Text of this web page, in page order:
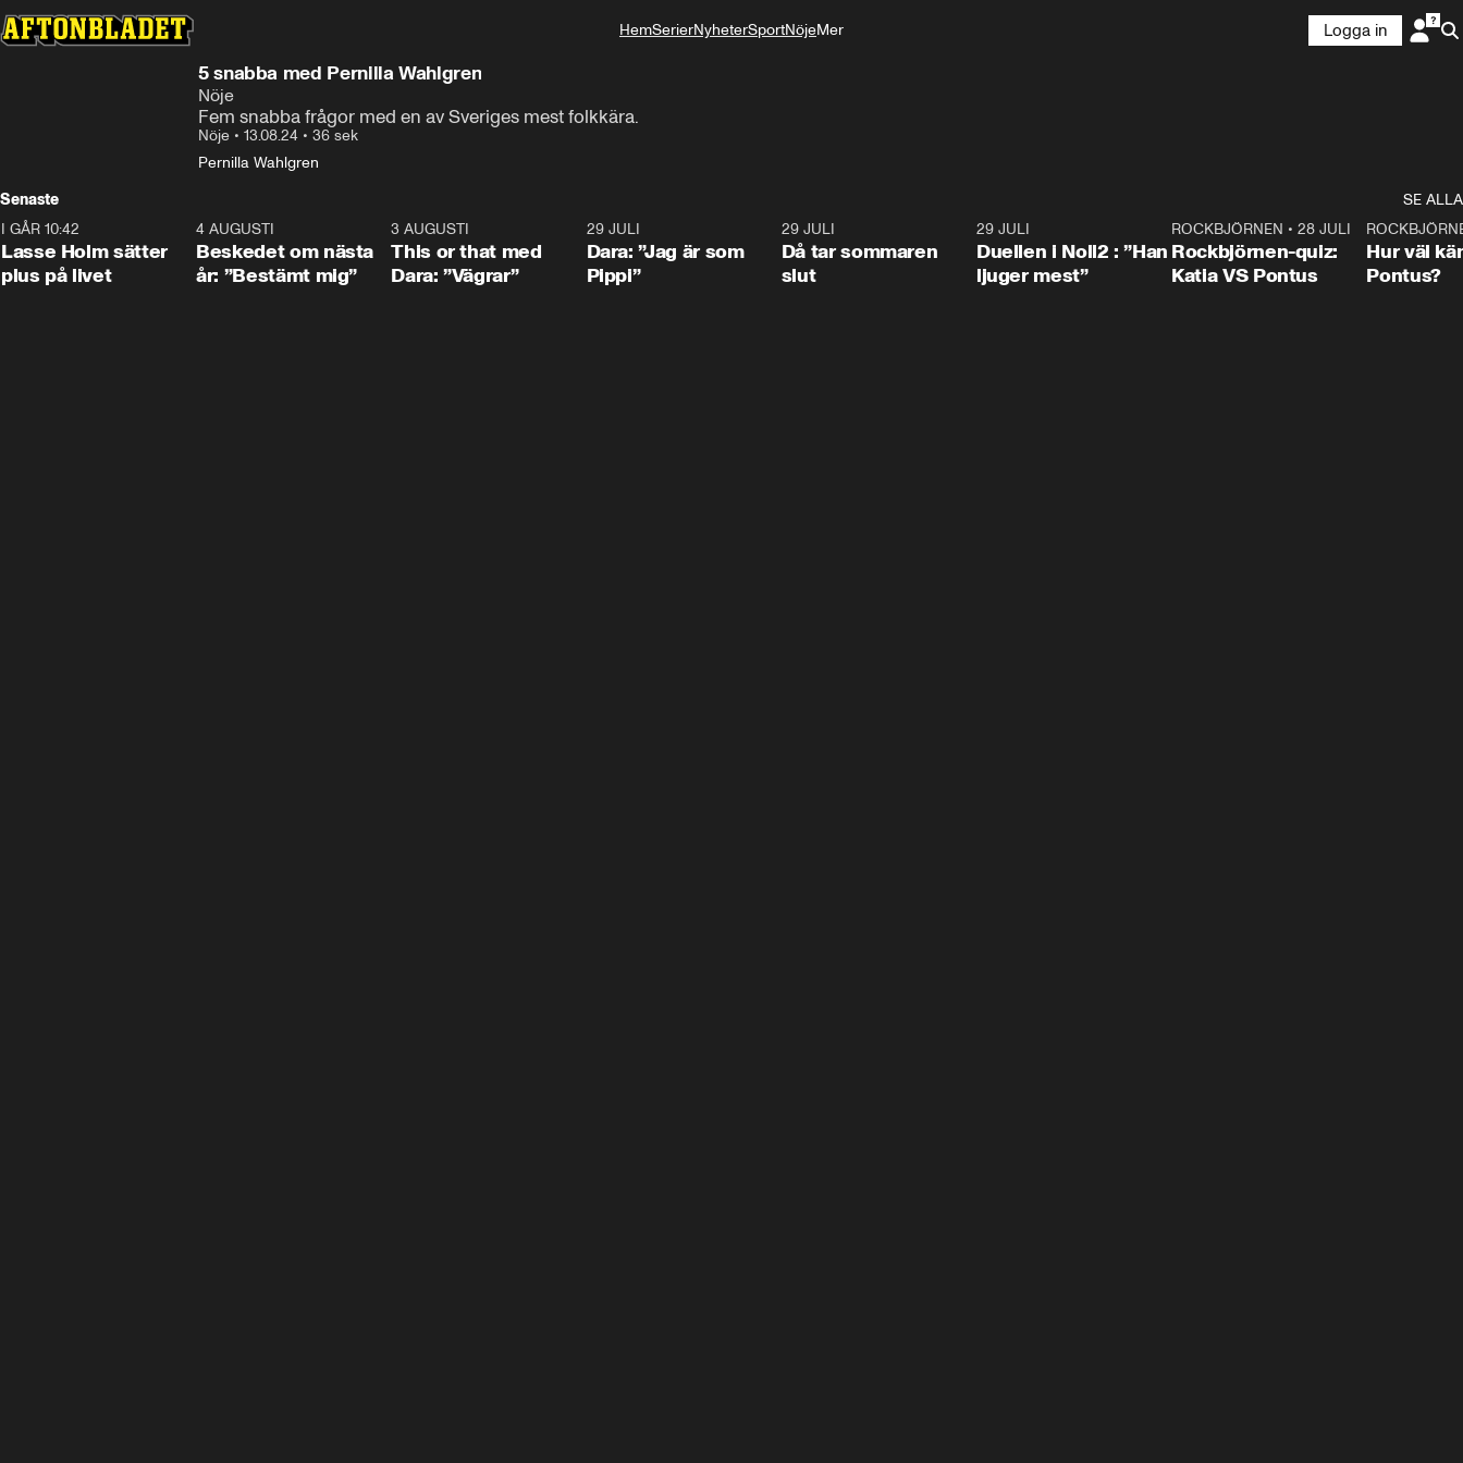
HemSerierNyheterSportNöjeMer
Logga in
5 snabba med Pernilla Wahlgren
Nöje
Fem snabba frågor med en av Sveriges mest folkkära.
Nöje • 13.08.24 • 36 sek
Pernilla Wahlgren
Senaste
SE ALLA
1:04
I GÅR 10:42
Lasse Holm sätter
plus på livet
0:24
4 AUGUSTI
Beskedet om nästa
år: ”Bestämt mig”
3 AUGUSTI
This or that med
Dara: ”Vägrar”
29 JULI
Dara: ”Jag är som
Pippi”
29 JULI
Då tar sommaren
slut
29 JULI
Duellen i Noll2 : ”Han
ljuger mest”
0:15
ROCKBJÖRNEN •28 JULI
Rockbjörnen-quiz:
Katia VS Pontus
Hur väl
Pontus?